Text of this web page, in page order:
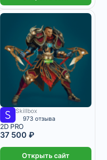
3 125 ₽/мес
Skillbox
973 отзыва
2D PRO
37 500 ₽
Открыть сайт